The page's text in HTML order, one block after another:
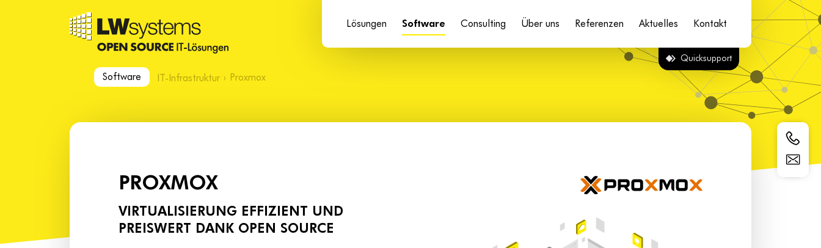
Lösungen Software Consulting Über uns Referenzen Aktuelles Kontakt
Quicksupport
Software IT-Infrastruktur › Proxmox
PROXMOX
VIRTUALISIERUNG EFFIZIENT UND
PREISWERT DANK OPEN SOURCE